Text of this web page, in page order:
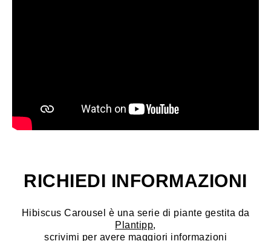
RICHIEDI INFORMAZIONI
Hibiscus Carousel è una serie di piante gestita da
Plantipp,
scrivimi per avere maggiori informazioni